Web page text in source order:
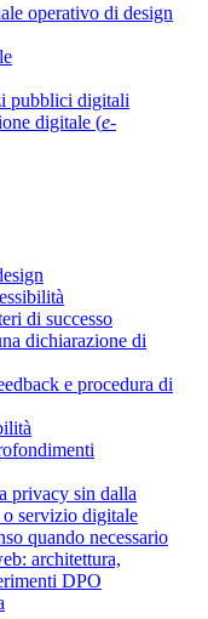
operativo di design
pubblici digitali
digitale (e-
di successo
dichiarazione di
e procedura di
privacy sin dalla
servizio digitale
quando necessario
architettura,
DPO